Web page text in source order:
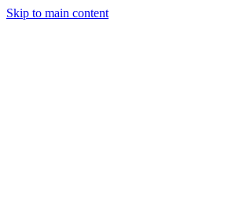
Skip to main content